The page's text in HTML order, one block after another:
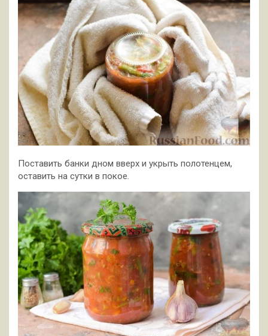
Поставить банки дном вверх и укрыть полотенцем,
оставить на сутки в покое.